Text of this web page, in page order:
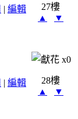
| 編輯
27樓
▲
▼
x0
| 編輯
28樓
▲
▼